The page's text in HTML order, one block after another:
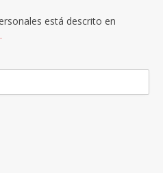
está descrito en